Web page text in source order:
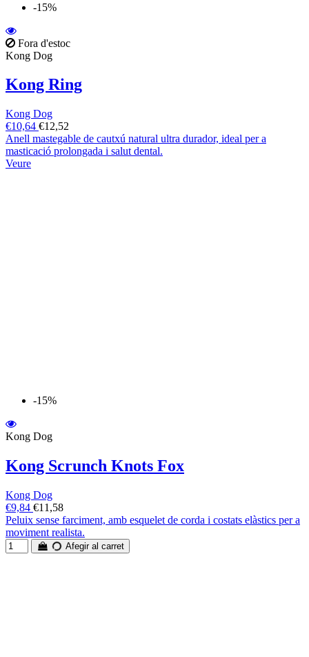
-15%
Fora d'estoc
Kong Dog
Kong Ring
Kong Dog
€10,64 €12,52
Anell mastegable de cautxú natural ultra durador, ideal per a
masticació prolongada i salut dental.
Veure
-15%
Kong Dog
Kong Scrunch Knots Fox
Kong Dog
€9,84 €11,58
Peluix sense farciment, amb esquelet de corda i costats elàstics per a
moviment realista.
Afegir al carret